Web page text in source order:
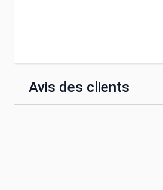
Avis des clients